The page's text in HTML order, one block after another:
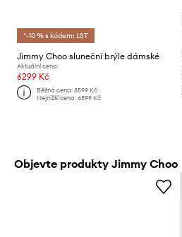
*-10 % s kódem: LST
Jimmy Choo sluneční brýle dámské
Aktuální cena:
6299 Kč
Běžná cena:8599 Kč
Nejnižší cena:6599 Kč
Objevte produkty Jimmy Choo